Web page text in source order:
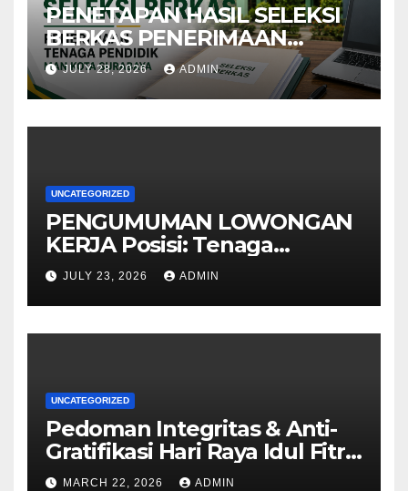
PENETAPAN HASIL SELEKSI
BERKAS PENERIMAAN
TENAGA PENDIDIKMAN
KOTA SURABAYA
JULY 28, 2026 ADMIN
UNCATEGORIZED
PENGUMUMAN LOWONGAN
KERJA Posisi: Tenaga
Pendidik
JULY 23, 2026 ADMIN
UNCATEGORIZED
Pedoman Integritas & Anti-
Gratifikasi Hari Raya Idul Fitri
1447 H
MARCH 22, 2026 ADMIN